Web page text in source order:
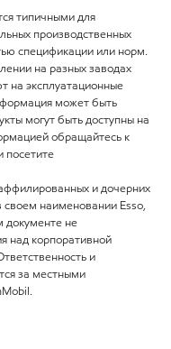
типичными для
производственных
спецификации или норм.
на разных заводах
на эксплуатационные
может быть
могут быть доступны на
обращайтесь к
посетите
и дочерних
своем наименовании Esso,
документе не
над корпоративной
и
за местными